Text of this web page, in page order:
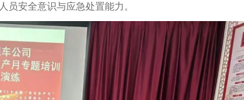
员安全意识与应急处置能力。